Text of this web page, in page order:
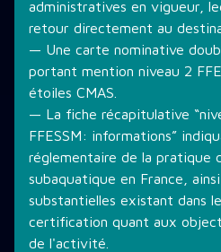
administratives en vigueur,
retour directement au
— Une carte nominative
portant mention niveau 2
étoiles CMAS.
— La fiche récapitulative
FFESSM: informations”
réglementaire de la pratique
subaquatique en France,
substantielles existant dans
certification quant aux
de l'activité.